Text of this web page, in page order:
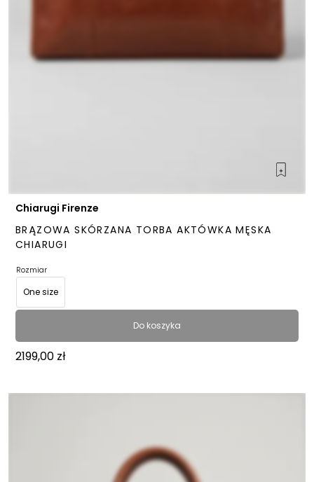
Chiarugi Firenze
BRĄZOWA SKÓRZANA TORBA AKTÓWKA MĘSKA
CHIARUGI
Rozmiar
One size
Do koszyka
2199,00 zł